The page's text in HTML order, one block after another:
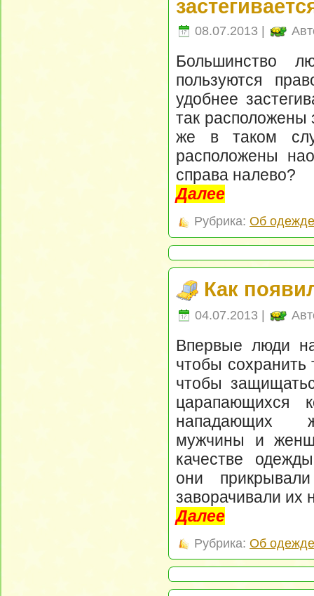
08.07.2013 |
Большинство
пользуются
удобнее
так расположены
же в таком
расположены
справа налево?
Далее
Рубрика: Об одежде
Как
04.07.2013 |
Впервые люди
чтобы сохранить
чтобы
царапающихся
нападающих
мужчины и
качестве
они
заворачивали их
Далее
Рубрика: Об одежде